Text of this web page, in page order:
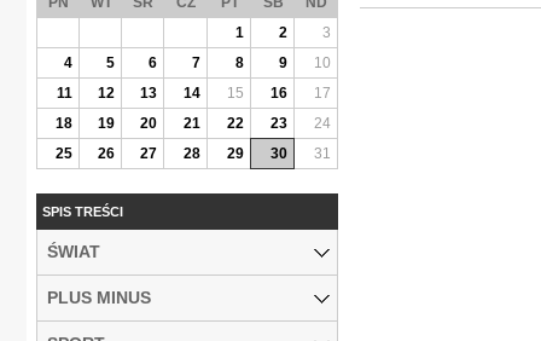
1
2
3
4
5 6 7 8 9
10
11
12 13 14 15 16
17
18
19 20 21 22 23
24
25
26 27 28 29 30 31
SPIS TREŚCI
ŚWIAT
PLUS MINUS